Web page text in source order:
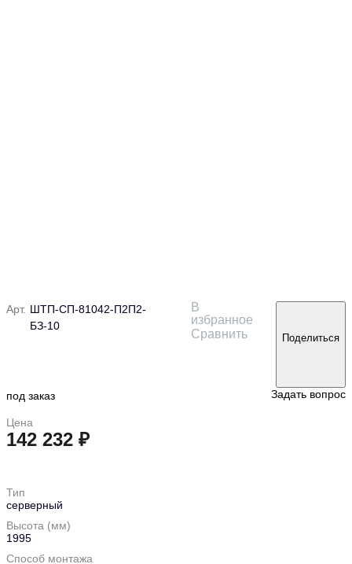
Арт. ШТП-СП-81042-П2П2-
БЗ-10
В
избранное
Сравнить
Поделиться
под заказ Задать вопрос
Цена
142 232 ₽
Тип
серверный
Высота (мм)
1995
Способ монтажа